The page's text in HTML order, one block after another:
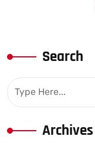
Search
Archives